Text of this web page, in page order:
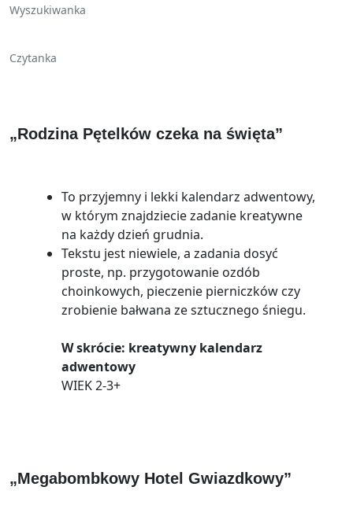
Wyszukiwanka
Czytanka
„Rodzina Pętelków czeka na święta”
To przyjemny i lekki kalendarz adwentowy,
w którym znajdziecie zadanie kreatywne
na każdy dzień grudnia.
Tekstu jest niewiele, a zadania dosyć
proste, np. przygotowanie ozdób
choinkowych, pieczenie pierniczków czy
zrobienie bałwana ze sztucznego śniegu.
W skrócie: kreatywny kalendarz
adwentowy
WIEK 2-3+
„Megabombkowy Hotel Gwiazdkowy”